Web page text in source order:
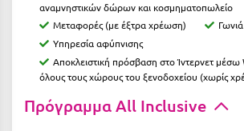
Μεσολόγγι
Μεσσηνία
Μετέωρα
Μέτσοβο
αναμνηστικών δώρων και κοσμηματοπωλείο
Μεταφορές (με έξτρα χρέωση)
Υπηρεσία αφύπνισης
Αποκλειστική πρόσβαση στο Ίντερνετ μέσω
όλους τους χώρους του ξενοδοχείου (χωρίς
Πρόγραμμα All Inclusive